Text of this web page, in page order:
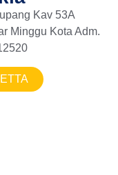
Kav 53A
Minggu Kota Adm.